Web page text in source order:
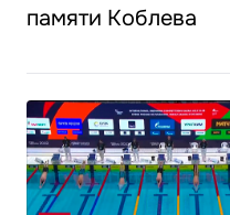
памяти Коблева